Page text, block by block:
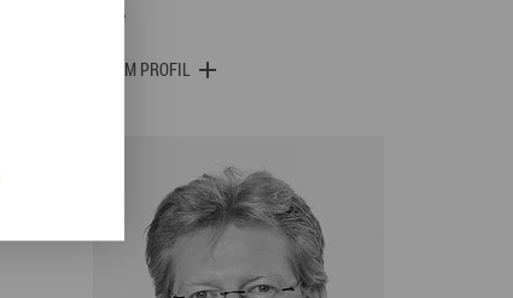
Aue
ZUM PROFIL